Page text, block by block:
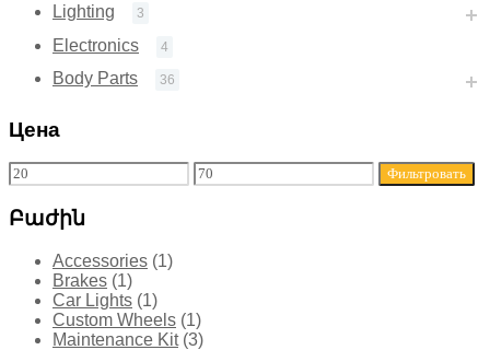
Lighting 3
Electronics 4
Body Parts 36
Цена
Фильтровать
Բաժին
Accessories (1)
Brakes (1)
Car Lights (1)
Custom Wheels (1)
Maintenance Kit (3)